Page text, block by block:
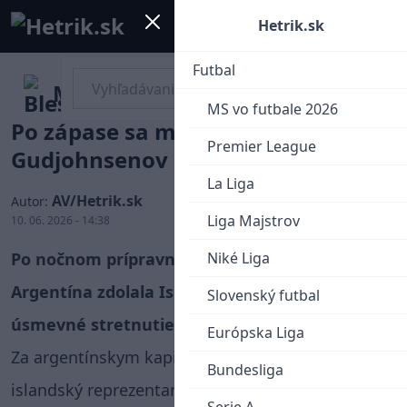
Mobile menu
Hetrik.sk
Futbal
MS vo futbale 2026
Premier League
La Liga
Liga Majstrov
Niké Liga
Slovenský futbal
Európska Liga
Bundesliga
Messiho prekvapil protihráč.
Po zápase sa mu prihovoril
Gudjohnsenov syn
Autor: AV/Hetrik.sk
10. 06. 2026 - 14:38
Po nočnom prípravnom zápase, v ktorom
Argentína zdolala Island 3:0, zažil Lionel Messi
úsmevné stretnutie.
Za argentínskym kapitánom prišiel 20-ročný
islandský reprezentant Daníel Gudjohnsen a